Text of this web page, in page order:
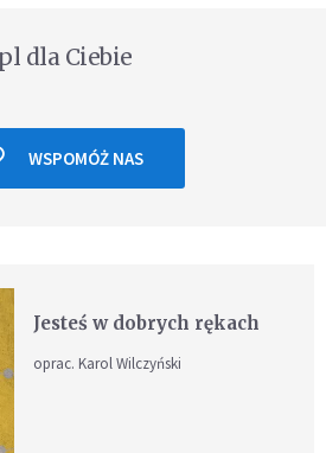
dla Ciebie
WSPOMÓŻ NAS
Jesteś w dobrych rękach
oprac. Karol Wilczyński